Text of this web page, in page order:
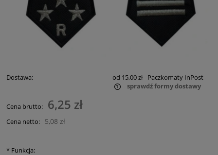
Dostawa: od 15,00 zł- Paczkomaty InPost
sprawdź formy dostawy
Cena brutto: 6,25 zł
Cena netto: 5,08 zł
* Funkcja: